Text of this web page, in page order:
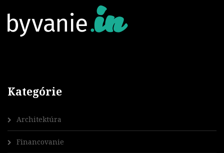
Kategórie
Architektúra
Financovanie